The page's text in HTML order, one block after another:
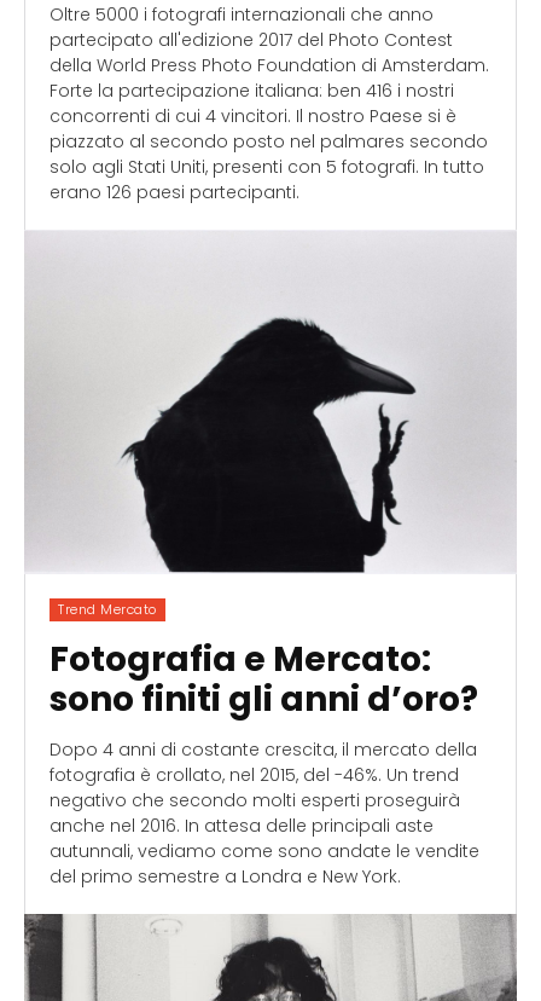
Oltre 5000 i fotografi internazionali che anno
partecipato all'edizione 2017 del Photo Contest
della World Press Photo Foundation di Amsterdam.
Forte la partecipazione italiana: ben 416 i nostri
concorrenti di cui 4 vincitori. Il nostro Paese si è
piazzato al secondo posto nel palmares secondo
solo agli Stati Uniti, presenti con 5 fotografi. In tutto
erano 126 paesi partecipanti.
Trend Mercato
Fotografia e Mercato:
sono finiti gli anni d’oro?
Dopo 4 anni di costante crescita, il mercato della
fotografia è crollato, nel 2015, del -46%. Un trend
negativo che secondo molti esperti proseguirà
anche nel 2016. In attesa delle principali aste
autunnali, vediamo come sono andate le vendite
del primo semestre a Londra e New York.